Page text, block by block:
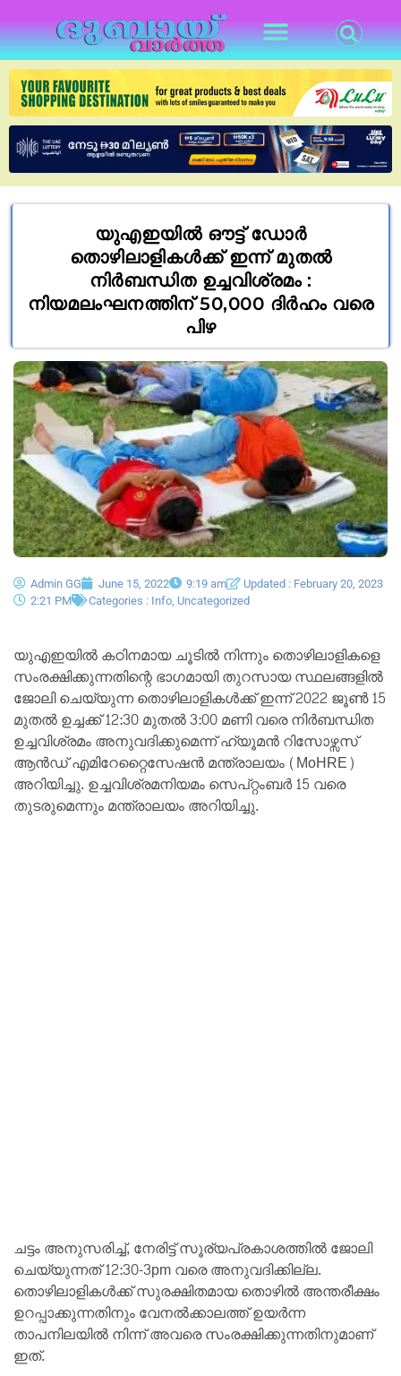
യുഎഇയിൽ ഔട്ട് ഡോർ
തൊഴിലാളികൾക്ക് ഇന്ന് മുതൽ
നിര്‍ബന്ധിത ഉച്ചവിശ്രമം :
നിയമലംഘനത്തിന് 50,000 ദിർഹം വരെ
പിഴ
Admin GG June 15, 2022 9:19 am
Updated : February 20, 2023
2:21 PM
Categories : Info Uncategorized
യുഎഇയിൽ കഠിനമായ ചൂടിൽ നിന്നും തൊഴിലാളികളെ
സംരക്ഷിക്കുന്നതിന്റെ ഭാഗമായി തുറസായ സ്ഥലങ്ങളില്‍
ജോലി ചെയ്യുന്ന തൊഴിലാളികൾക്ക് ഇന്ന് 2022 ജൂൺ 15
മുതൽ ഉച്ചക്ക് 12:30 മുതൽ 3:00 മണി വരെ നിര്‍ബന്ധിത
ഉച്ചവിശ്രമം അനുവദിക്കുമെന്ന് ഹ്യൂമൻ റിസോഴ്സസ്
ആൻഡ് എമിറേറ്റൈസേഷൻ മന്ത്രാലയം (MoHRE)
അറിയിച്ചു. ഉച്ചവിശ്രമനിയമം സെപ്റ്റംബർ 15 വരെ
തുടരുമെന്നും മന്ത്രാലയം അറിയിച്ചു.
ചട്ടം അനുസരിച്ച്, നേരിട്ട് സൂര്യപ്രകാശത്തിൽ ജോലി
ചെയ്യുന്നത് 12:30-3pm വരെ അനുവദിക്കില്ല.
തൊഴിലാളികൾക്ക് സുരക്ഷിതമായ തൊഴിൽ അന്തരീക്ഷം
ഉറപ്പാക്കുന്നതിനും വേനൽക്കാലത്ത് ഉയർന്ന
താപനിലയിൽ നിന്ന് അവരെ സംരക്ഷിക്കുന്നതിനുമാണ്
ഇത്.